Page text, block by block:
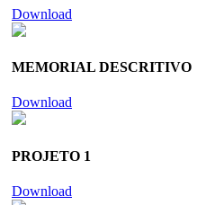
Download
MEMORIAL DESCRITIVO
Download
PROJETO 1
Download